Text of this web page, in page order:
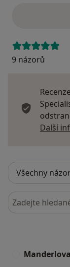
9 názorů
Další
Hledejte v